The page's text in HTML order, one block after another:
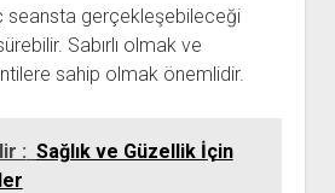
seansta gerçekleşebileceği
Sabırlı olmak ve
sahip olmak önemlidir.
: Sağlık ve Güzellik İçin